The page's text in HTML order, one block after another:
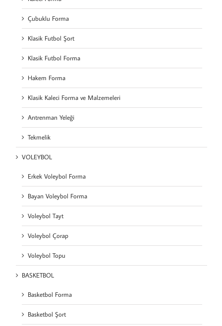
Çubuklu Forma
Klasik Futbol Şort
Klasik Futbol Forma
Hakem Forma
Klasik Kaleci Forma ve Malzemeleri
Antrenman Yeleği
Tekmelik
VOLEYBOL
Erkek Voleybol Forma
Bayan Voleybol Forma
Voleybol Tayt
Voleybol Çorap
Voleybol Topu
BASKETBOL
Basketbol Forma
Basketbol Şort